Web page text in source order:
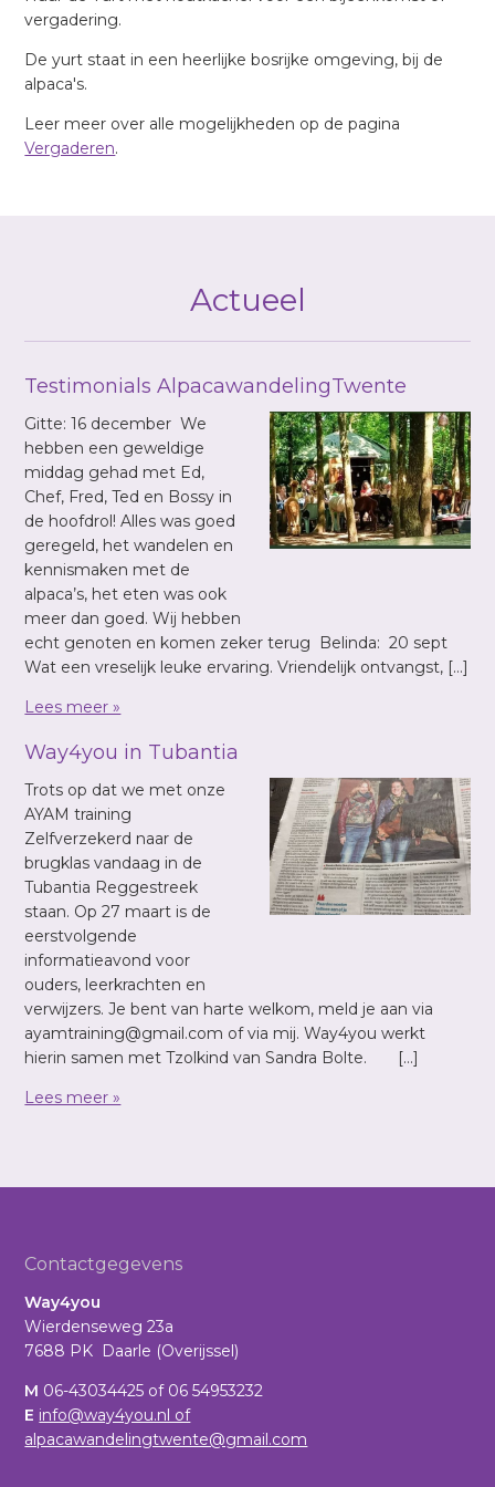
vergadering.
De yurt staat in een heerlijke bosrijke omgeving, bij de
alpaca's.
Leer meer over alle mogelijkheden op de pagina
Vergaderen.
Actueel
Testimonials AlpacawandelingTwente
Gitte: 16 december We
hebben een geweldige
middag gehad met Ed,
Chef, Fred, Ted en Bossy in
de hoofdrol! Alles was goed
geregeld, het wandelen en
kennismaken met de
alpaca’s, het eten was ook
meer dan goed. Wij hebben
echt genoten en komen zeker terug Belinda: 20 sept
Wat een vreselijk leuke ervaring. Vriendelijk ontvangst, […]
Lees meer »
Way4you in Tubantia
Trots op dat we met onze
AYAM training
Zelfverzekerd naar de
brugklas vandaag in de
Tubantia Reggestreek
staan. Op 27 maart is de
eerstvolgende
informatieavond voor
ouders, leerkrachten en
verwijzers. Je bent van harte welkom, meld je aan via
ayamtraining@gmail.com of via mij. Way4you werkt
hierin samen met Tzolkind van Sandra Bolte. […]
Lees meer »
Footer
Contactgegevens
Way4you
Wierdenseweg 23a
7688 PK Daarle (Overijssel)
M 06-43034425 of 06 54953232
E info@way4you.nl of
alpacawandelingtwente@gmail.com